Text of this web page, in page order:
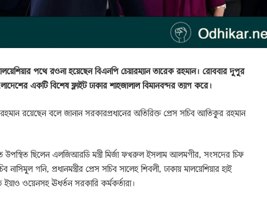
মালয়েশিয়ার পথে রওনা হয়েছেন বিএনপি চেয়ারম্যান তারেক রহমান। রোববার দুপুর
একটি বিশেষ ফ্লাইট ঢাকার শাহজালাল বিমানবন্দর ত্যাগ করে।
রহমান রয়েছেন বলে জানান সরকারপ্রধানের অতিরিক্ত প্রেস সচিব আতিকুর রহমান
উপস্থিত ছিলেন এলজিআরডি মন্ত্রী মির্জা ফখরুল ইসলাম আলমগীর, সংসদের চিফ
গনি, প্রধানমন্ত্রীর প্রেস সচিব সালেহ শিবলী, ঢাকায় মালয়েশিয়ার হাই
ইয়াও ওয়েনসহ ঊধর্তন সরকারি কর্মকর্তারা।